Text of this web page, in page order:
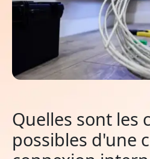
Quelles sont les
possibles d'une